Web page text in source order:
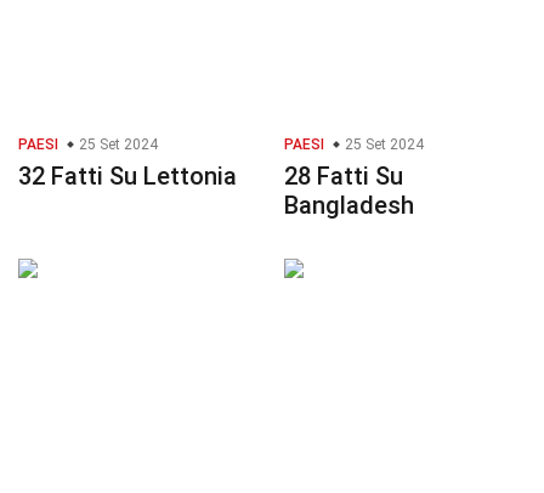
PAESI 25 Set 2024
32 Fatti Su Lettonia
PAESI 25 Set 2024
28 Fatti Su
Bangladesh